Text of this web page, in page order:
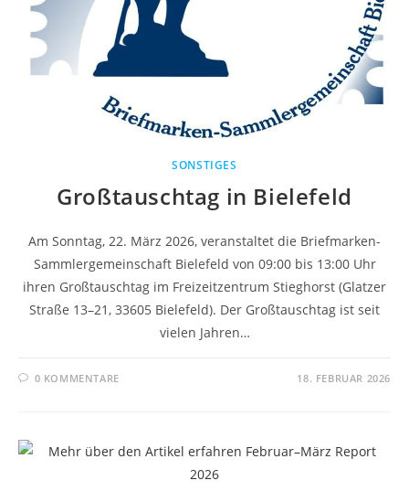
SONSTIGES
Großtauschtag in Bielefeld
Am Sonntag, 22. März 2026, veranstaltet die Briefmarken-
Sammlergemeinschaft Bielefeld von 09:00 bis 13:00 Uhr
ihren Großtauschtag im Freizeitzentrum Stieghorst (Glatzer
Straße 13–21, 33605 Bielefeld). Der Großtauschtag ist seit
vielen Jahren…
0 KOMMENTARE 18. FEBRUAR 2026